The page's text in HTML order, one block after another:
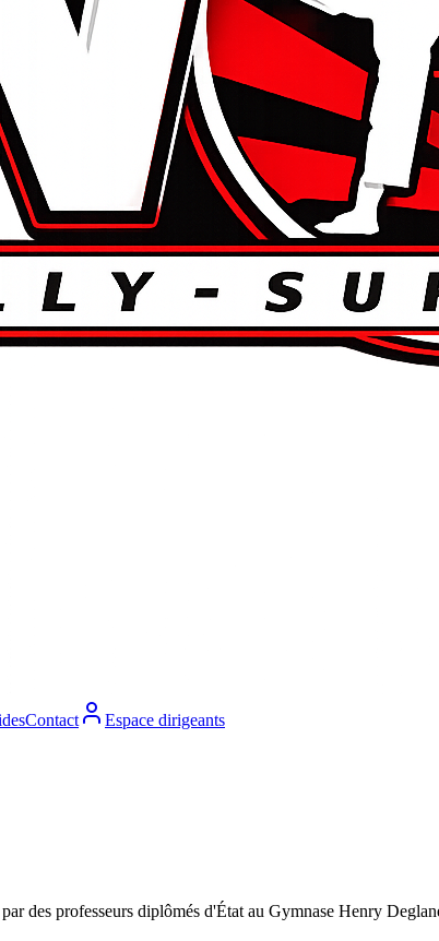
Contact Espace dirigeants
des professeurs diplômés d'État au Gymnase Henry